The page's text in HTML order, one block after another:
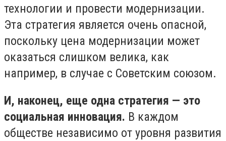
технологии и провести модернизации.
Эта стратегия является очень опасной,
поскольку цена модернизации может
оказаться слишком велика, как
например, в случае с Советским союзом.
И, наконец, еще одна стратегия — это
социальная инновация. В каждом
обществе независимо от уровня развития